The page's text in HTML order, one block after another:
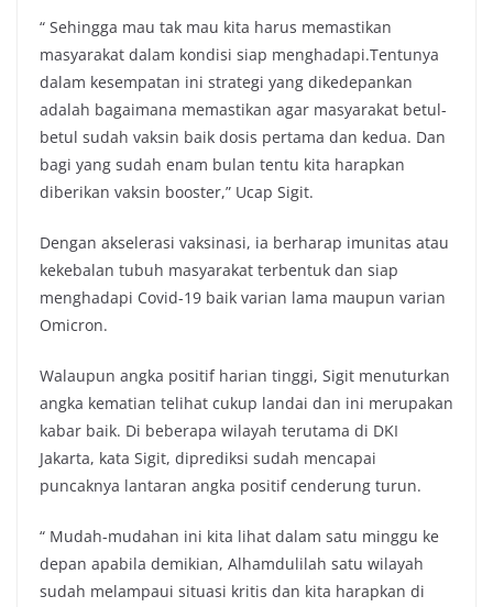
“ Sehingga mau tak mau kita harus memastikan
masyarakat dalam kondisi siap menghadapi.Tentunya
dalam kesempatan ini strategi yang dikedepankan
adalah bagaimana memastikan agar masyarakat betul-
betul sudah vaksin baik dosis pertama dan kedua. Dan
bagi yang sudah enam bulan tentu kita harapkan
diberikan vaksin booster,” Ucap Sigit.
Dengan akselerasi vaksinasi, ia berharap imunitas atau
kekebalan tubuh masyarakat terbentuk dan siap
menghadapi Covid-19 baik varian lama maupun varian
Omicron.
Walaupun angka positif harian tinggi, Sigit menuturkan
angka kematian telihat cukup landai dan ini merupakan
kabar baik. Di beberapa wilayah terutama di DKI
Jakarta, kata Sigit, diprediksi sudah mencapai
puncaknya lantaran angka positif cenderung turun.
“ Mudah-mudahan ini kita lihat dalam satu minggu ke
depan apabila demikian, Alhamdulilah satu wilayah
sudah melampaui situasi kritis dan kita harapkan di